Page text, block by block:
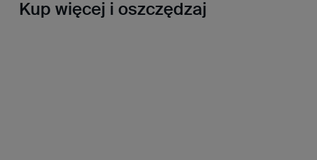
Kup więcej i oszczędzaj